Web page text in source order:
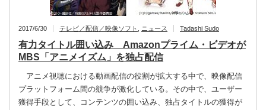
2017/6/30 テレビ／配信／映像ソフト ニュース Tadashi Sudo
有力タイトル囲い込み Amazonプライム・ビデオが
MBS「アニメイズム」を独占配信
アニメ視聴における動画配信の役割が拡大する中で、映像配信
プラットフォーム間の競争が激化している。その中で、ユーザー
獲得手段として、コンテンツの囲い込み、独占タイトルの獲得が